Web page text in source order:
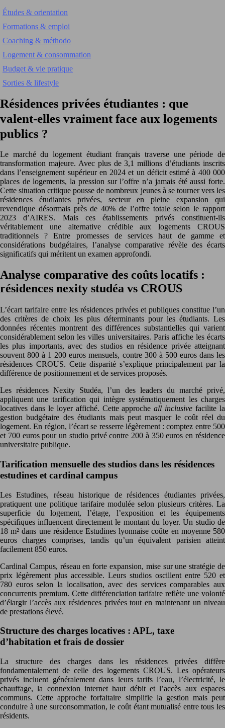
Études & orientation
Formations & emploi
Coaching & méthodo
Logement & consommation
Budget & vie pratique
Sorties & lifestyle
Résidences privées étudiantes : que
valent-elles vraiment face aux logements
publics ?
Le marché du logement étudiant français traverse une période de
transformation majeure. Avec plus de 3,1 millions d’étudiants inscrits
dans l’enseignement supérieur en 2024 et un déficit estimé à 400 000
places de logements, la pression sur l’offre n’a jamais été aussi forte.
Cette situation critique pousse de nombreux jeunes à se tourner vers les
résidences étudiantes privées, secteur en pleine expansion qui
revendique désormais près de 40% de l’offre totale selon le rapport
2023 d’AIRES. Mais ces établissements privés constituent-ils
véritablement une alternative crédible aux logements CROUS
traditionnels ? Entre promesses de services haut de gamme et
considérations budgétaires, l’analyse comparative révèle des écarts
significatifs qui méritent un examen approfondi.
Analyse comparative des coûts locatifs :
résidences nexity studéa vs CROUS
L’écart tarifaire entre les résidences privées et publiques constitue l’un
des critères de choix les plus déterminants pour les étudiants. Les
données récentes montrent des différences substantielles qui varient
considérablement selon les villes universitaires. Paris affiche les écarts
les plus importants, avec des studios en résidence privée atteignant
souvent 800 à 1 200 euros mensuels, contre 300 à 500 euros dans les
résidences CROUS. Cette disparité s’explique principalement par la
différence de positionnement et de services proposés.
Les résidences Nexity Studéa, l’un des leaders du marché privé,
appliquent une tarification qui intègre systématiquement les charges
locatives dans le loyer affiché. Cette approcheall inclusivefacilite la
gestion budgétaire des étudiants mais peut masquer le coût réel du
logement. En région, l’écart se resserre légèrement : comptez entre 500
et 700 euros pour un studio privé contre 200 à 350 euros en résidence
universitaire publique.
Tarification mensuelle des studios dans les résidences
estudines et cardinal campus
Les Estudines, réseau historique de résidences étudiantes privées,
pratiquent une politique tarifaire modulée selon plusieurs critères. La
superficie du logement, l’étage, l’exposition et les équipements
spécifiques influencent directement le montant du loyer. Un studio de
18 m² dans une résidence Estudines lyonnaise coûte en moyenne 580
euros charges comprises, tandis qu’un équivalent parisien atteint
facilement 850 euros.
Cardinal Campus, réseau en forte expansion, mise sur une stratégie de
prix légèrement plus accessible. Leurs studios oscillent entre 520 et
780 euros selon la localisation, avec des services comparables aux
concurrents premium. Cette différenciation tarifaire reflète une volonté
d’élargir l’accès aux résidences privées tout en maintenant un niveau
de prestations élevé.
Structure des charges locatives : APL, taxe
d’habitation et frais de dossier
La structure des charges dans les résidences privées diffère
fondamentalement de celle des logements CROUS. Les opérateurs
privés incluent généralement dans leurs tarifs l’eau, l’électricité, le
chauffage, la connexion internet haut débit et l’accès aux espaces
communs. Cette approche forfaitaire simplifie la gestion mais peut
conduire à une surconsommation, le coût étant mutualisé entre tous les
résidents.